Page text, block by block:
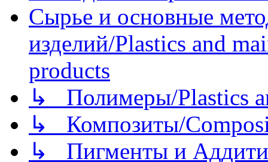
Сырье и основные
изделий/Plastics and
products
↳ Полимеры/Plastics
↳ Композиты/
↳ Пигменты и